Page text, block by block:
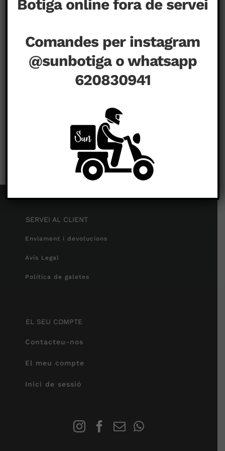
SERVEI AL CLIENT
Enviament i devolucions
Avís Legal
Política de galetes
EL SEU COMPTE
Contacteu-nos
El meu compte
Inici de sessió
Botiga online fora de servei
Comandes per instagram
@sunbotiga o whatsapp
620830941